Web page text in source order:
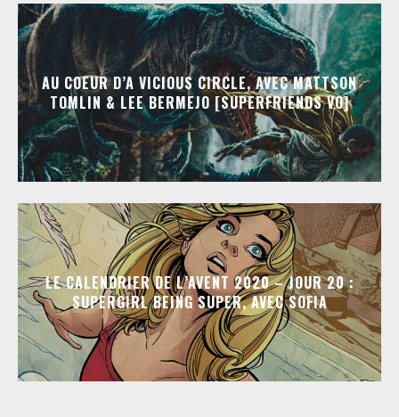
AU COEUR D’A VICIOUS CIRCLE, AVEC MATTSON
TOMLIN & LEE BERMEJO [SUPERFRIENDS VO]
LE CALENDRIER DE L’AVENT 2020 – JOUR 20 :
SUPERGIRL BEING SUPER, AVEC SOFIA